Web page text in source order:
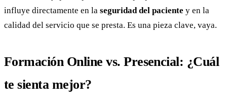
influye directamente en la seguridad del paciente y en la
calidad del servicio que se presta. Es una pieza clave, vaya.
Formación Online vs. Presencial: ¿Cuál
te sienta mejor?